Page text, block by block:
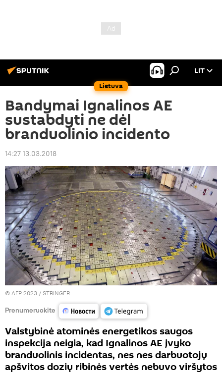
Lietuva
LIT
Bandymai Ignalinos AE
sustabdyti ne dėl
branduolinio incidento
14:27 13.03.2018
© AFP 2023 / STRINGER
Prenumeruokite
Valstybinė atominės energetikos saugos
inspekcija neigia, kad Ignalinos AE įvyko
branduolinis incidentas, nes nes darbuotojų
apšvitos dozių ribinės vertės nebuvo viršytos